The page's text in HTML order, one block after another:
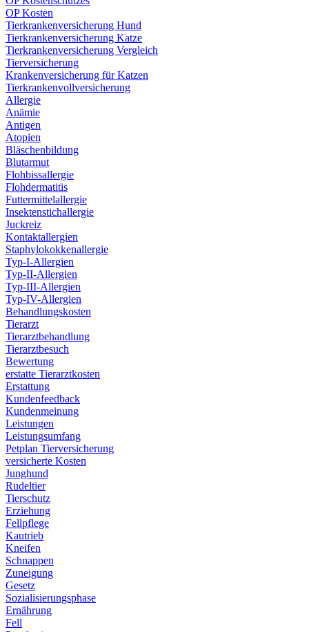
OP Kosten
Tierkrankenversicherung Hund
Tierkrankenversicherung Katze
Tierkrankenversicherung Vergleich
Tierversicherung
Krankenversicherung für Katzen
Tierkrankenvollversicherung
Allergie
Anämie
Antigen
Atopien
Bläschenbildung
Blutarmut
Flohbissallergie
Flohdermatitis
Futtermittelallergie
Insektenstichallergie
Juckreiz
Kontaktallergien
Staphylokokkenallergie
Typ-I-Allergien
Typ-II-Allergien
Typ-III-Allergien
Typ-IV-Allergien
Behandlungskosten
Tierarzt
Tierarztbehandlung
Tierarztbesuch
Bewertung
erstatte Tierarztkosten
Erstattung
Kundenfeedback
Kundenmeinung
Leistungen
Leistungsumfang
Petplan Tierversicherung
versicherte Kosten
Junghund
Rudeltier
Tierschutz
Erziehung
Fellpflege
Kautrieb
Kneifen
Schnappen
Zuneigung
Gesetz
Sozialisierungsphase
Ernährung
Fell